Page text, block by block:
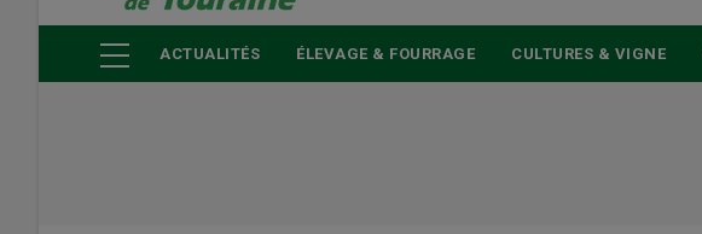
ACTUALITÉS ÉLEVAGE & FOURRAGE CULTURES & VIGNE